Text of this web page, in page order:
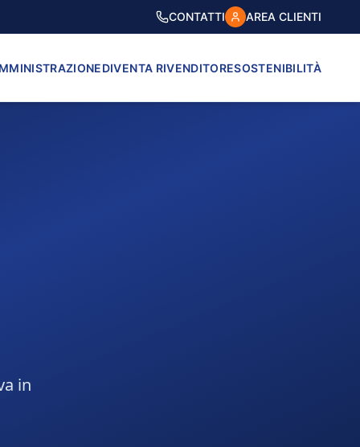
CONTATTI AREA CLIENTI
DIVENTA RIVENDITORESOSTENIBILITÀ
in